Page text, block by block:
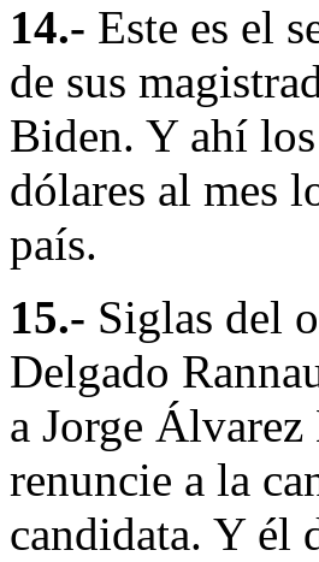
14.- Este es el
de sus
Biden. Y ahí
dólares al mes
país.
15.- Siglas del
Delgado
a Jorge
renuncie a la
candidata. Y él